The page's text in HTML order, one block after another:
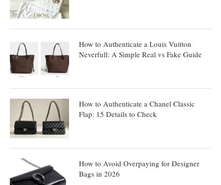
How to Authenticate a Louis Vuitton
Neverfull: A Simple Real vs Fake Guide
How to Authenticate a Chanel Classic
Flap: 15 Details to Check
How to Avoid Overpaying for Designer
Bags in 2026